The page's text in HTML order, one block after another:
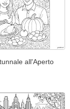
all'Aperto